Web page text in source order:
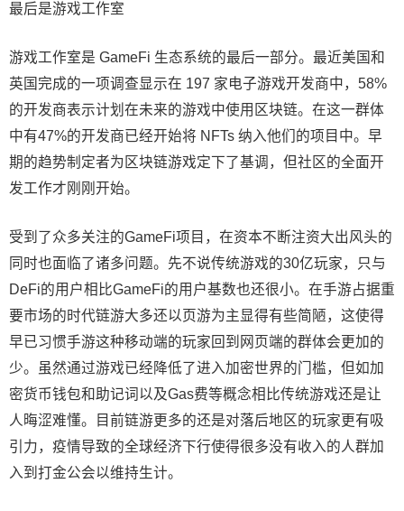
最后是游戏工作室
游戏工作室是 GameFi 生态系统的最后一部分。最近美国和
英国完成的一项调查显示在 197 家电子游戏开发商中，58%
的开发商表示计划在未来的游戏中使用区块链。在这一群体
中有47%的开发商已经开始将 NFTs 纳入他们的项目中。早
期的趋势制定者为区块链游戏定下了基调，但社区的全面开
发工作才刚刚开始。
受到了众多关注的GameFi项目，在资本不断注资大出风头的
同时也面临了诸多问题。先不说传统游戏的30亿玩家，只与
DeFi的用户相比GameFi的用户基数也还很小。在手游占据重
要市场的时代链游大多还以页游为主显得有些简陋，这使得
早已习惯手游这种移动端的玩家回到网页端的群体会更加的
少。虽然通过游戏已经降低了进入加密世界的门槛，但如加
密货币钱包和助记词以及Gas费等概念相比传统游戏还是让
人晦涩难懂。目前链游更多的还是对落后地区的玩家更有吸
引力，疫情导致的全球经济下行使得很多没有收入的人群加
入到打金公会以维持生计。